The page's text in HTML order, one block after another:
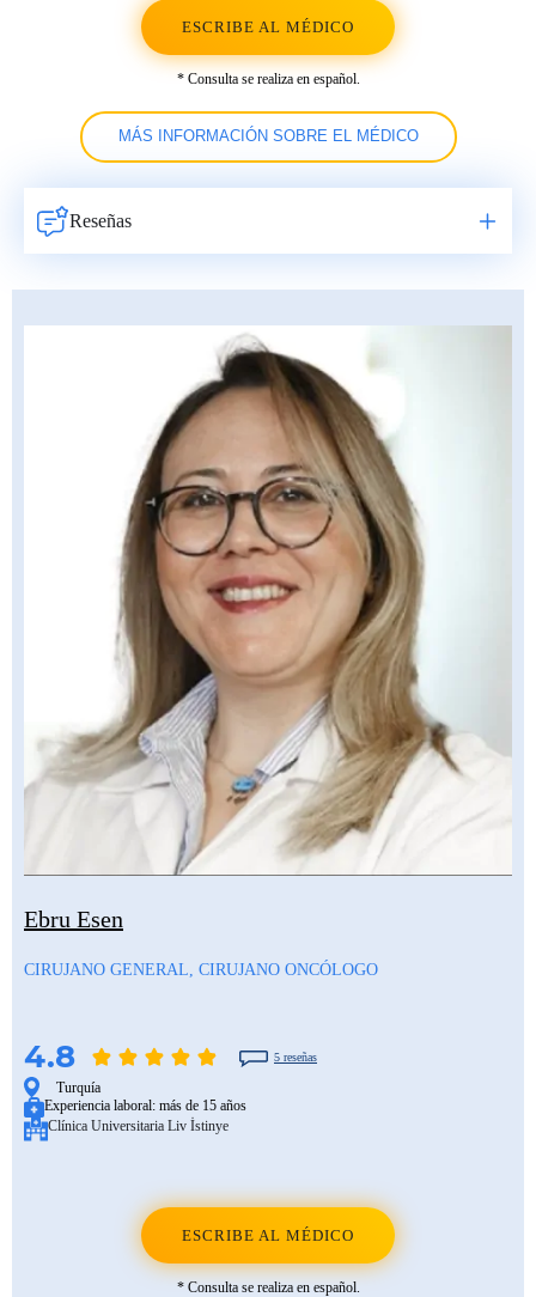
ESCRIBE AL MÉDICO
* Consulta se realiza en español.
MÁS INFORMACIÓN SOBRE EL MÉDICO
Reseñas
Ebru Esen
CIRUJANO GENERAL, CIRUJANO ONCÓLOGO
4.8 5 reseñas
Turquía
Experiencia laboral: más de 15 años
Clínica Universitaria Liv İstinye
ESCRIBE AL MÉDICO
* Consulta se realiza en español.